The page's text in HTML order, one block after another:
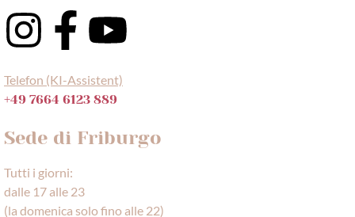
Telefon (KI-Assistent)
+49 7664 6123 889
Sede di Friburgo
Tutti i giorni:
dalle 17 alle 23
(la domenica solo fino alle 22)